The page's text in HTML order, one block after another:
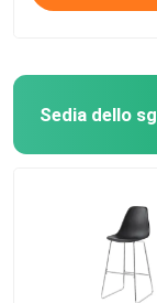
Sedia dello